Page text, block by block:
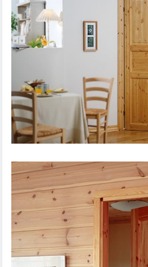
IEKŠDURVIS TRADITION 51